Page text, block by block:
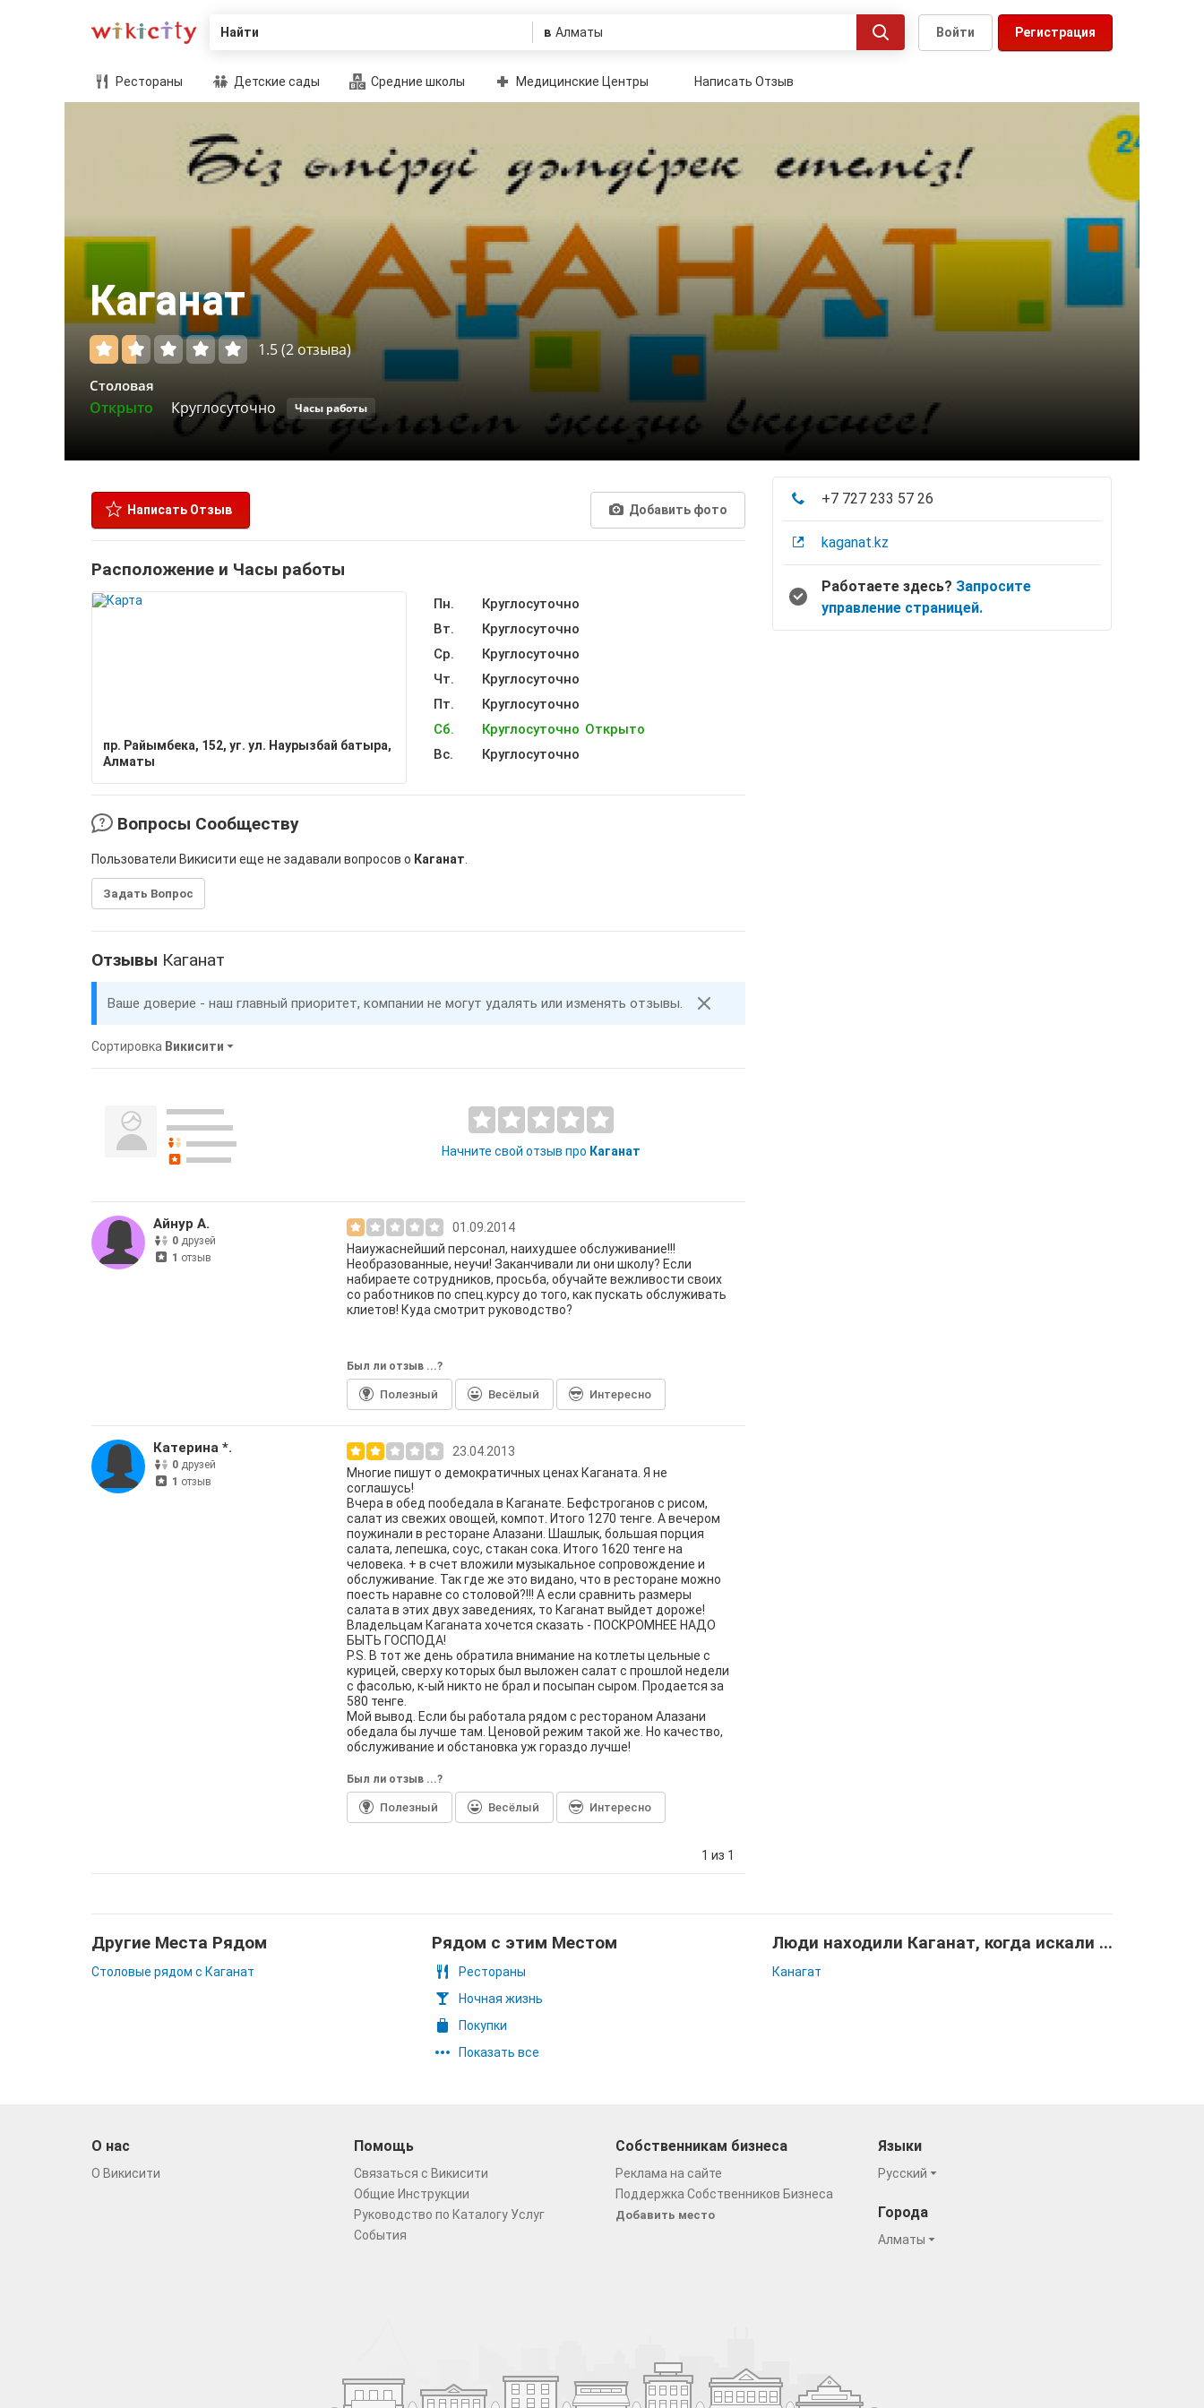
Найти в Регистрация
Войти
Рестораны Детские сады Средние школы Медицинские Центры Написать Отзыв
Каганат
1.5(2 отзыва)
Столовая
Открыто Круглосуточно Часы работы
Написать Отзыв Добавить фото
Расположение и Часы работы
пр. Райымбека, 152, уг. ул. Наурызбай батыра,
Алматы
Пн.
Круглосуточно
Вт.
Круглосуточно
Ср.
Круглосуточно
Чт.
Круглосуточно
Пт.
Круглосуточно
Сб.
Круглосуточно Открыто
Вс.
Круглосуточно
Вопросы Сообществу
Пользователи Викисити еще не задавали вопросов о Каганат
Задать Вопрос
Отзывы Каганат
Ваше доверие - наш главный приоритет, компании не могут удалять или изменять отзывы.
Сортировка Викисити
Начните свой отзыв про Каганат
Айнур А.
0 друзей
1 отзыв
01.09.2014
Наиужаснейший персонал, наихудшее обслуживание!!!
Необразованные, неучи! Заканчивали ли они школу? Если
набираете сотрудников, просьба, обучайте вежливости своих
со работников по спец.курсу до того, как пускать обслуживать
клиетов! Куда смотрит руководство?
Был ли отзыв ...?
Полезный Весёлый Интересно
Катерина *.
0 друзей
1 отзыв
23.04.2013
Многие пишут о демократичных ценах Каганата. Я не
соглашусь!
Вчера в обед пообедала в Каганате. Бефстроганов с рисом,
салат из свежих овощей, компот. Итого 1270 тенге. А вечером
поужинали в ресторане Алазани. Шашлык, большая порция
салата, лепешка, соус, стакан сока. Итого 1620 тенге на
человека. + в счет вложили музыкальное сопровождение и
обслуживание. Так где же это видано, что в ресторане можно
поесть наравне со столовой?!!! А если сравнить размеры
салата в этих двух заведениях, то Каганат выйдет дороже!
Владельцам Каганата хочется сказать - ПОСКРОМНЕЕ НАДО
БЫТЬ ГОСПОДА!
P.S. В тот же день обратила внимание на котлеты цельные с
курицей, сверху которых был выложен салат с прошлой недели
с фасолью, к-ый никто не брал и посыпан сыром. Продается за
580 тенге.
Мой вывод. Если бы работала рядом с рестораном Алазани
обедала бы лучше там. Ценовой режим такой же. Но качество,
обслуживание и обстановка уж гораздо лучше!
Был ли отзыв ...?
Полезный Весёлый Интересно
1 из 1
+7 727 233 57 26
kaganat.kz
Работаете здесь? Запросите
управление страницей.
Другие Места Рядом
Столовые рядом с Каганат
Рядом с этим Местом
Рестораны
Ночная жизнь
Покупки
Показать все
Люди находили Каганат, когда искали ...
Канагат
О нас
О Викисити
Помощь
Связаться с Викисити
Общие Инструкции
Руководство по Каталогу Услуг
События
Собственникам бизнеса
Реклама на сайте
Поддержка Собственников Бизнеса
Добавить место
Языки
Русский
Города
Алматы